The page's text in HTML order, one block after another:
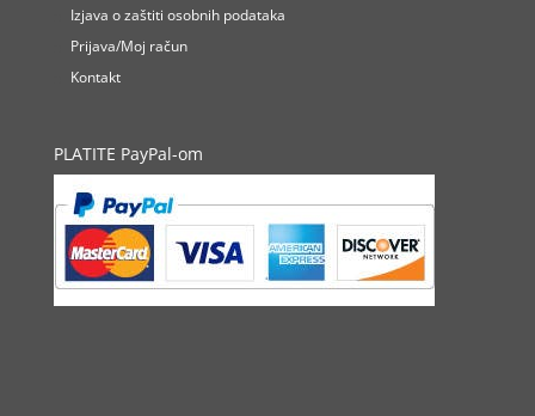
Izjava o zaštiti osobnih podataka
Prijava/Moj račun
Kontakt
PLATITE PayPal-om